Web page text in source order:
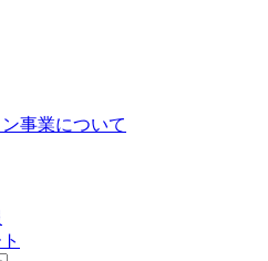
事業について